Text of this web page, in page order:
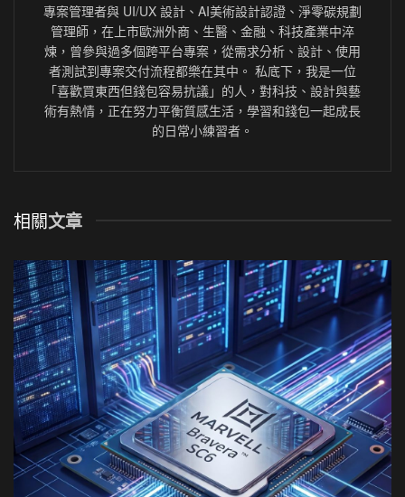
專案管理者與 UI/UX 設計、AI美術設計認證、淨零碳規劃
管理師，在上市歐洲外商、生醫、金融、科技產業中淬
煉，曾參與過多個跨平台專案，從需求分析、設計、使用
者測試到專案交付流程都樂在其中。 私底下，我是一位
「喜歡買東西但錢包容易抗議」的人，對科技、設計與藝
術有熱情，正在努力平衡質感生活，學習和錢包一起成長
的日常小練習者。
相關文章